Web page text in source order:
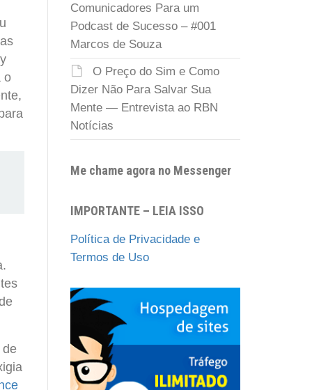
o
de
Comunicadores Para um
Podcast de Sucesso – #001
Marcos de Souza
O Preço do Sim e Como
Dizer Não Para Salvar Sua
Mente — Entrevista ao RBN
Notícias
Me chame agora no Messenger
IMPORTANTE – LEIA ISSO
Política de Privacidade e
Termos de Uso